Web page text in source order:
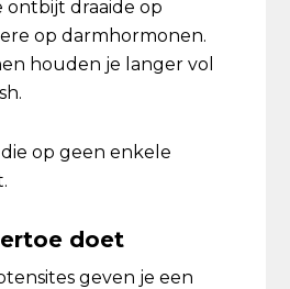
ontbijt draaide op
op darmhormonen.
houden je langer vol
op geen enkele
doet
geven je een